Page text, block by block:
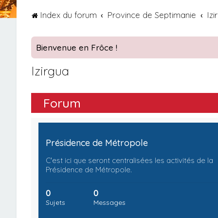
Index du forum Province de Septimanie
Bienvenue en Frôce !
Izirgua
Forum
Présidence de Métropole
C'est ici que seront centralisées les activités de la
Présidence de Métropole.
0
Sujets
0
Messages